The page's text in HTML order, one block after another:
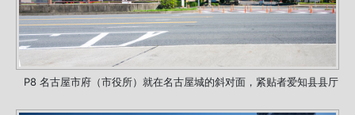
P8 名古屋市府（市役所）就在名古屋城的斜对面，紧贴者爱知县县厅